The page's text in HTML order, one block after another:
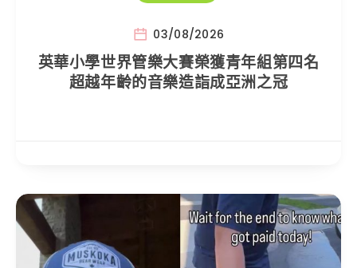
03/08/2026
英華小學世界管樂大賽榮獲青年組第四名
超越年齡的音樂造詣成亞洲之冠